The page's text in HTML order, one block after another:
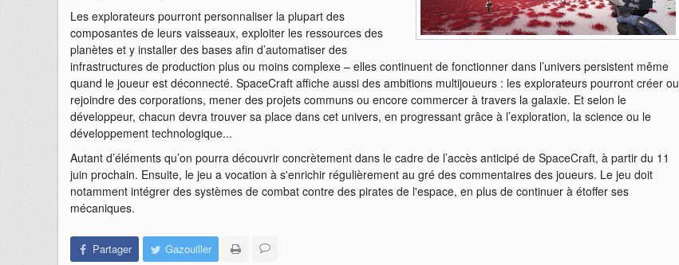
Les explorateurs pourront personnaliser la plupart des
composantes de leurs vaisseaux, exploiter les ressources des
planètes et y installer des bases afin d’automatiser des
infrastructures de production plus ou moins complexe – elles continuent de fonctionner dans l’univers persistent même
quand le joueur est déconnecté. SpaceCraft affiche aussi des ambitions multijoueurs : les explorateurs pourront créer ou
rejoindre des corporations, mener des projets communs ou encore commercer à travers la galaxie. Et selon le
développeur, chacun devra trouver sa place dans cet univers, en progressant grâce à l’exploration, la science ou le
développement technologique...
Autant d’éléments qu’on pourra découvrir concrètement dans le cadre de l’accès anticipé de SpaceCraft, à partir du 11
juin prochain. Ensuite, le jeu a vocation à s'enrichir régulièrement au gré des commentaires des joueurs. Le jeu doit
notamment intégrer des systèmes de combat contre des pirates de l'espace, en plus de continuer à étoffer ses
mécaniques.
Partager Gazouiller